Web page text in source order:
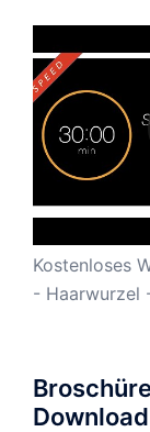
Kostenloses
- Haarwurzel
Download